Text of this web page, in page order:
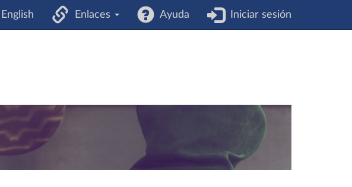
English Enlaces Ayuda Iniciar sesión